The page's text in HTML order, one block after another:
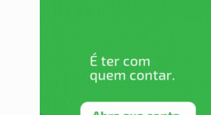
Cerejeiras completa
Anvisa desmente boato
Pitbulls fogem de residência